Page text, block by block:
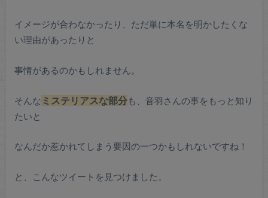
イメージが合わなかったり、ただ単に本名を明かしたくな
い理由があったりと
事情があるのかもしれません。
そんな ミステリアスな部分も、音羽さんの事をもっと知り
たいと
なんだか惹かれてしまう要因の一つかもしれないですね！
と、こんなツイートを見つけました。